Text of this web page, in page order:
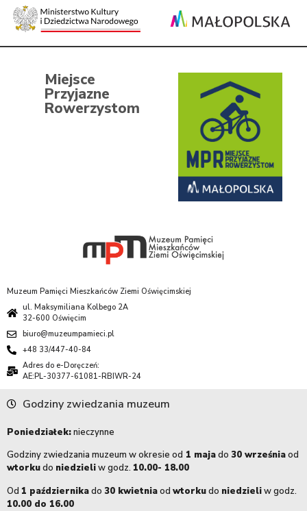
Miejsce
Przyjazne
Rowerzystom
Muzeum Pamięci Mieszkańców Ziemi Oświęcimskiej
ul. Maksymiliana Kolbego 2A
32-600 Oświęcim
biuro@muzeumpamieci.pl
+48 33/447-40-84
Adres do e-Doręczeń:
AE:PL-30377-61081-RBIWR-24
Godziny zwiedzania muzeum
Poniedziałek:nieczynne
Godziny zwiedzania muzeum w okresie od 1 majado 30 wrześniaod
wtorkudo niedzieliw godz. 10.00- 18.00
Od 1 październikado 30 kwietniaod wtorkudo niedzieliw godz.
10.00 do 16.00